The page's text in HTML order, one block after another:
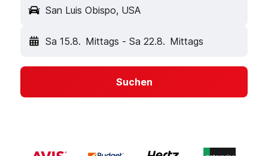
San Luis Obispo, USA
Sa 15.8. Mittags - Sa 22.8. Mittags
Suchen